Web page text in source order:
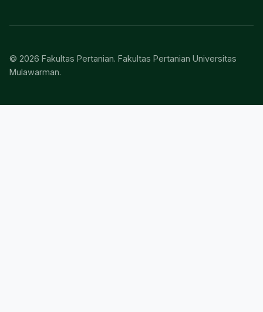
© 2026 Fakultas Pertanian. Fakultas Pertanian Universitas
Mulawarman.